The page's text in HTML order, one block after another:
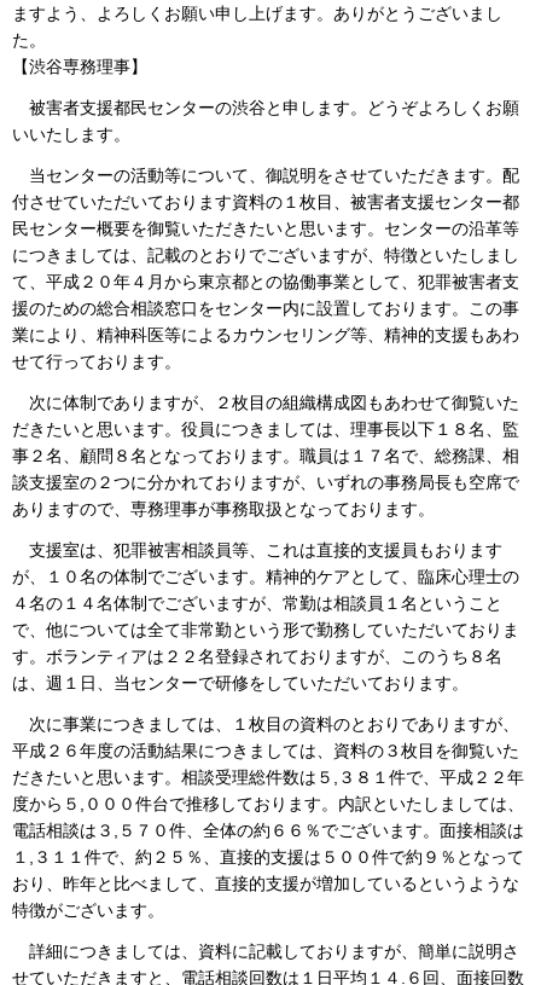
ますよう、よろしくお願い申し上げます。ありがとうございまし
た。
【渋谷専務理事】
被害者支援都民センターの渋谷と申します。どうぞよろしくお願
いいたします。
当センターの活動等について、御説明をさせていただきます。配
付させていただいております資料の１枚目、被害者支援センター都
民センター概要を御覧いただきたいと思います。センターの沿革等
につきましては、記載のとおりでございますが、特徴といたしまし
て、平成２０年４月から東京都との協働事業として、犯罪被害者支
援のための総合相談窓口をセンター内に設置しております。この事
業により、精神科医等によるカウンセリング等、精神的支援もあわ
せて行っております。
次に体制でありますが、２枚目の組織構成図もあわせて御覧いた
だきたいと思います。役員につきましては、理事長以下１８名、監
事２名、顧問８名となっております。職員は１７名で、総務課、相
談支援室の２つに分かれておりますが、いずれの事務局長も空席で
ありますので、専務理事が事務取扱となっております。
支援室は、犯罪被害相談員等、これは直接的支援員もおります
が、１０名の体制でございます。精神的ケアとして、臨床心理士の
４名の１４名体制でございますが、常勤は相談員１名ということ
で、他については全て非常勤という形で勤務していただいておりま
す。ボランティアは２２名登録されておりますが、このうち８名
は、週１日、当センターで研修をしていただいております。
次に事業につきましては、１枚目の資料のとおりでありますが、
平成２６年度の活動結果につきましては、資料の３枚目を御覧いた
だきたいと思います。相談受理総件数は５,３８１件で、平成２２年
度から５,０００件台で推移しております。内訳といたしましては、
電話相談は３,５７０件、全体の約６６％でございます。面接相談は
１,３１１件で、約２５％、直接的支援は５００件で約９％となって
おり、昨年と比べまして、直接的支援が増加しているというような
特徴がございます。
詳細につきましては、資料に記載しておりますが、簡単に説明さ
せていただきますと、電話相談回数は１日平均１４.６回、面接回数